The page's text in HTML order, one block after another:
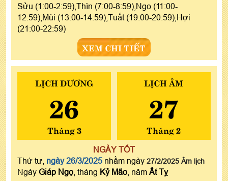
Sửu (1:00-2:59),Thìn (7:00-8:59),Ngọ (11:00-
12:59),Mùi (13:00-14:59),Tuất (19:00-20:59),Hợi
(21:00-22:59)
XEM CHI TIẾT
LỊCH DƯƠNG
26
Tháng 3
LỊCH ÂM
27
Tháng 2
NGÀY TỐT
Thứ tư, ngày 26/3/2025 nhằm ngày 27/2/2025 Âm lịch
Ngày Giáp Ngọ , tháng Kỷ Mão , năm Ất Tỵ